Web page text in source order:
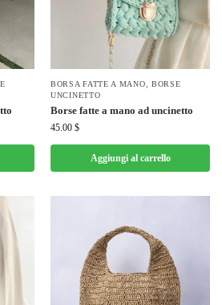
BORSA FATTE A MANO ,BORSE
UNCINETTO
Borse fatte a mano ad uncinetto
45.00 $
Aggiungi al carrello